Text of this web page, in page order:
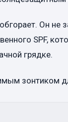
Он не
SPF,
грядке.
зонтиком